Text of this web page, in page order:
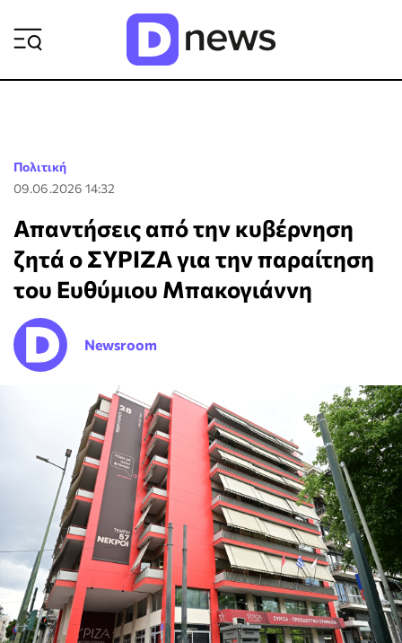
Πολιτική
09.06.2026 14:32
Απαντήσεις από την κυβέρνηση
ζητά ο ΣΥΡΙΖΑ για την παραίτηση
του Ευθύμιου Μπακογιάννη
Newsroom